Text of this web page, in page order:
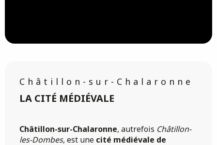
Châtillon-sur-Chalaronne
LA CITÉ MÉDIÉVALE
Châtillon-sur-Chalaronne, autrefois Châtillon-
les-Dombes, est une cité médiévale de